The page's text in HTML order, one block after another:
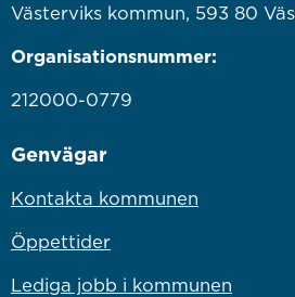
Västerviks kommun, 593 80
Organisationsnummer:
212000-0779
Genvägar
Kontakta kommunen
Öppettider
Lediga jobb i kommunen